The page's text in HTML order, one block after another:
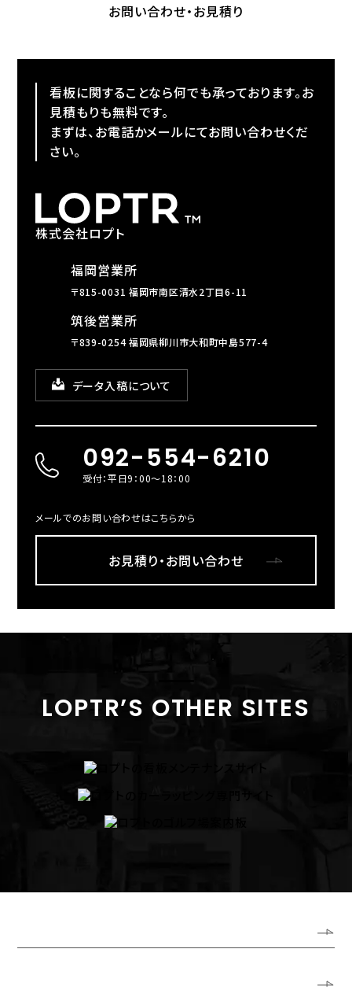
お問い合わせ・お見積り
看板に関することなら何でも承っております。お
見積もりも無料です。
まずは、お電話かメールにてお問い合わせくだ
さい。
株式会社ロプト
福岡営業所
〒815-0031 福岡市南区清水2丁目6-11
筑後営業所
〒839-0254 福岡県柳川市大和町中島577-4
データ入稿について
092-554-6210
受付：平日9：00～18：00
メールでのお問い合わせはこちらから
お見積り・お問い合わせ
LOPTR’S OTHER SITES